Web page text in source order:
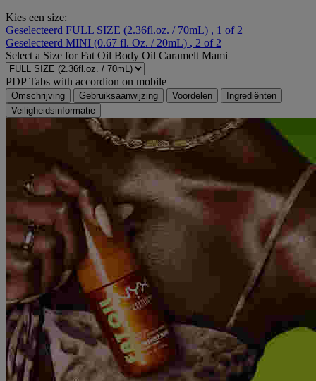
Kies een size:
Geselecteerd FULL SIZE (2.36fl.oz. / 70mL) , 1 of 2
Geselecteerd MINI (0.67 fl. Oz. / 20mL) , 2 of 2
Select a Size for Fat Oil Body Oil Caramelt Mami
PDP Tabs with accordion on mobile
Omschrijving Gebruiksaanwijzing Voordelen
Ingrediënten
Veiligheidsinformatie